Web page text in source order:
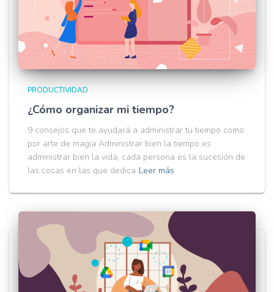
PRODUCTIVIDAD
¿Cómo organizar mi tiempo?
9 consejos que te ayudará a administrar tu tiempo como
por arte de magia Administrar bien la tiempo es
administrar bien la vida, cada persona es la sucesión de
las cosas en las que dedica Leer más